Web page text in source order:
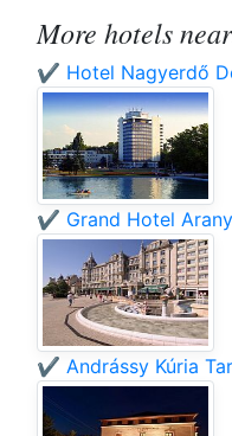
More hotels
✔️ Hotel Nagyerdő
✔️ Grand Hotel
✔️ Andrássy Kúria